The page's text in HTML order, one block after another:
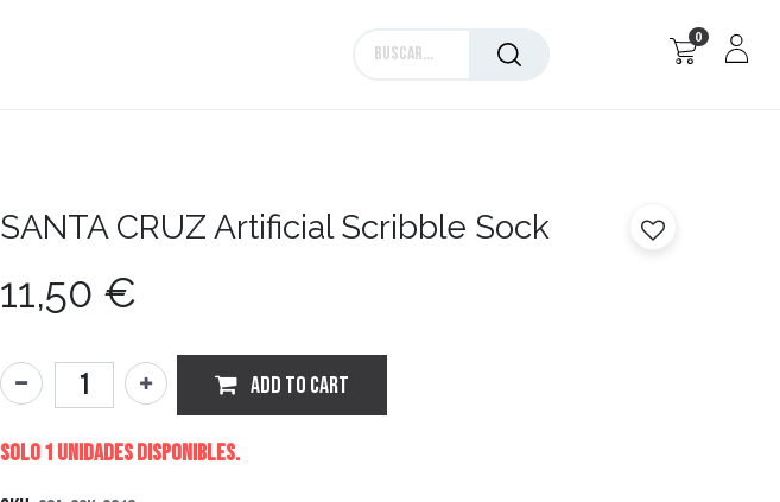
0
SANTA CRUZ Artificial Scribble Sock
11,50 €
ADD TO CART
Solo 1 Unidades disponibles.